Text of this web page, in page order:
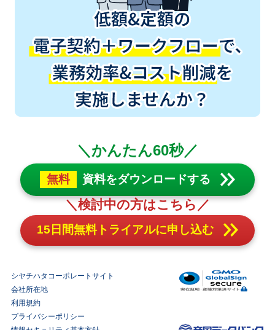
＼かんたん60秒／
無料 資料をダウンロードする
＼検討中の方はこちら／
15日間無料トライアルに申し込む
シヤチハタコーポレートサイト
会社所在地
利用規約
プライバシーポリシー